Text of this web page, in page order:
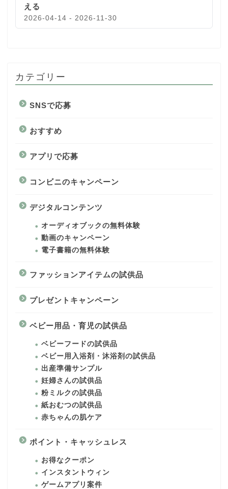
える
2026-04-14 - 2026-11-30
カテゴリー
SNSで応募
おすすめ
アプリで応募
コンビニのキャンペーン
デジタルコンテンツ
オーディオブックの無料体験
動画のキャンペーン
電子書籍の無料体験
ファッションアイテムの試供品
プレゼントキャンペーン
ベビー用品・育児の試供品
ベビーフードの試供品
ベビー用入浴剤・沐浴剤の試供品
出産準備サンプル
妊婦さんの試供品
粉ミルクの試供品
紙おむつの試供品
赤ちゃんの肌ケア
ポイント・キャッシュレス
お得なクーポン
インスタントウィン
ゲームアプリ案件